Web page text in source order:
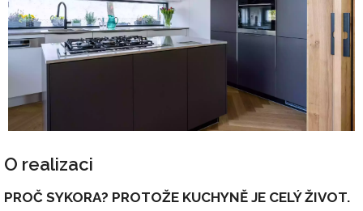
O realizaci
PROČ SYKORA? PROTOŽE KUCHYNĚ JE CELÝ ŽIVOT.